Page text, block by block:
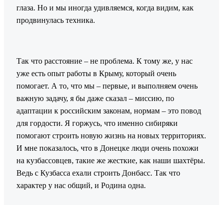
глаза. Но и мы иногда удивляемся, когда видим, как
продвинулась техника.
Так что расстояние – не проблема. К тому же, у нас
уже есть опыт работы в Крыму, который очень
помогает. А то, что мы – первые, и выполняем очень
важную задачу, я бы даже сказал – миссию, по
адаптации к российским законам, нормам – это повод
для гордости. Я горжусь, что именно сибиряки
помогают строить новую жизнь на новых территориях.
И мне показалось, что в Донецке люди очень похожи
на кузбассовцев, такие же жесткие, как наши шахтёры.
Ведь с Кузбасса ехали строить Донбасс. Так что
характер у нас общий, и Родина одна.